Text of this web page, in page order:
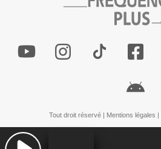
Tout droit réservé | Mentions légales |